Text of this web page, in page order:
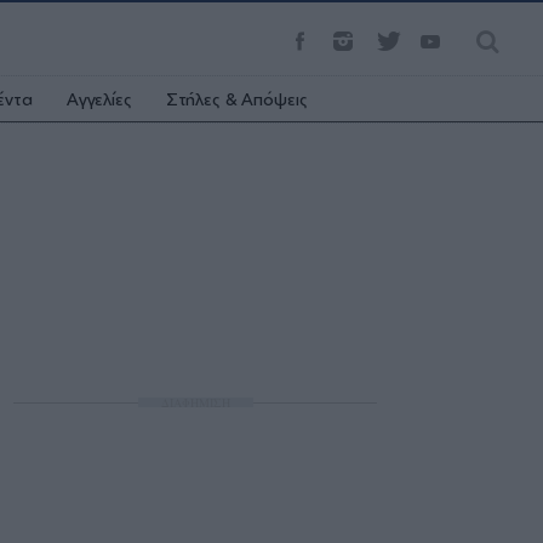
Αγγελίες Στήλες & Απόψεις